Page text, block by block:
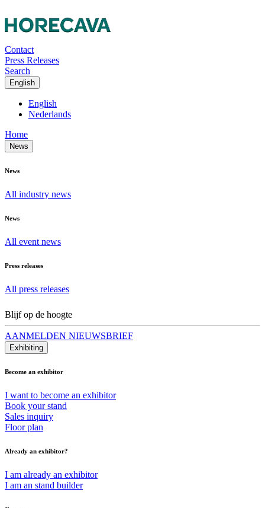
Contact
Press Releases
Search
English
English
Nederlands
Home
News
News
All industry news
News
All event news
Press releases
All press releases
Blijf op de hoogte
AANMELDEN NIEUWSBRIEF
Exhibiting
Become an exhibitor
I want to become an exhibitor
Book your stand
Sales inquiry
Floor plan
Already an exhibitor?
I am already an exhibitor
I am an stand builder